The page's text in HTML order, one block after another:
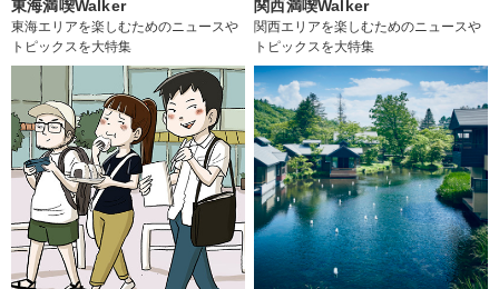
東海満喫Walker
東海エリアを楽しむためのニュースや
トピックスを大特集
関西満喫Walker
関西エリアを楽しむためのニュースや
トピックスを大特集